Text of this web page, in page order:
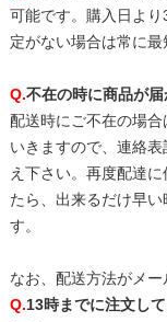
可能です。購入日よ
定がない場合は常に最
Q.不在の時に商品が届
配送時にご不在の場
いきますので、連絡
え下さい。再度配達
たら、出来るだけ早
す。
なお、配送方法がメー
Q.13時までに注文し